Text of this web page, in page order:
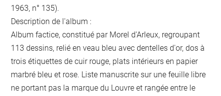
1963, n° 135).
Description de l'album :
Album factice, constitué par Morel d'Arleux, regroupant
113 dessins, relié en veau bleu avec dentelles d'or, dos à
trois étiquettes de cuir rouge, plats intérieurs en papier
marbré bleu et rose. Liste manuscrite sur une feuille libre
ne portant pas la marque du Louvre et rangée entre le